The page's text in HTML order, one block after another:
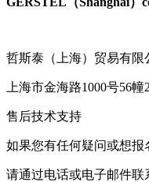
哲斯泰（上海）贸易有限
上海市金海路1000号56幢
售后技术支持
如果您有任何疑问或想报
请通过电话或电子邮件联